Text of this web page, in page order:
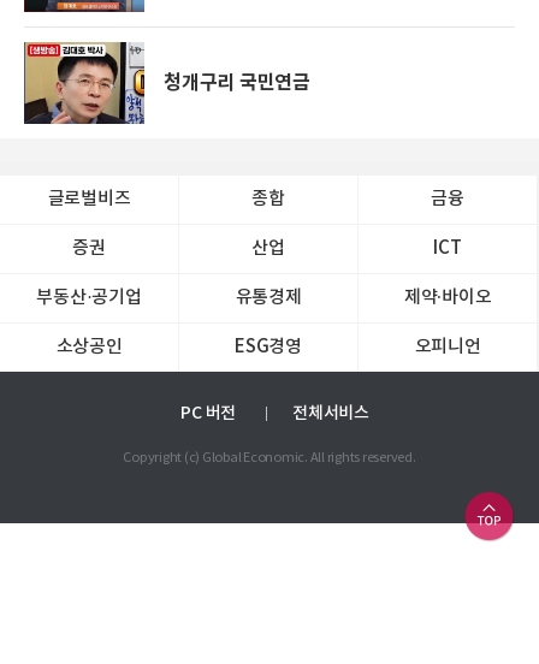
청개구리 국민연금
글로벌비즈 종합 금융
증권 산업 ICT
부동산·공기업 유통경제 제약∙바이오
소상공인 ESG경영 오피니언
PC 버전 전체서비스
Copyright (c) Global Economic. All rights reserved.